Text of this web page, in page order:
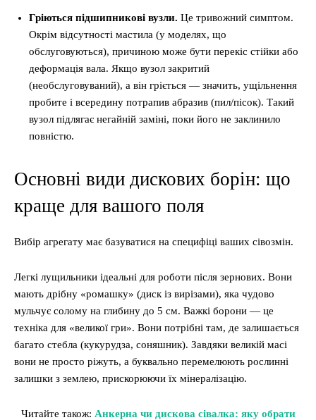
Гріються підшипникові вузли. Це тривожний симптом.
Окрім відсутності мастила (у моделях, що
обслуговуються), причиною може бути перекіс стійки або
деформація вала. Якщо вузол закритий
(необслуговуваний), а він гріється — значить, ущільнення
пробите і всередину потрапив абразив (пил/пісок). Такий
вузол підлягає негайній заміні, поки його не заклинило
повністю.
Основні види дискових борін: що
краще для вашого поля
Вибір агрегату має базуватися на специфіці ваших сівозмін.
Легкі лущильники ідеальні для роботи після зернових. Вони
мають дрібну «ромашку» (диск із вирізами), яка чудово
мульчує солому на глибину до 5 см. Важкі борони — це
техніка для «великої гри». Вони потрібні там, де залишається
багато стебла (кукурудза, соняшник). Завдяки великій масі
вони не просто ріжуть, а буквально перемелюють рослинні
залишки з землею, прискорюючи їх мінералізацію.
Читайте також: Анкерна чи дискова сівалка: яку обрати